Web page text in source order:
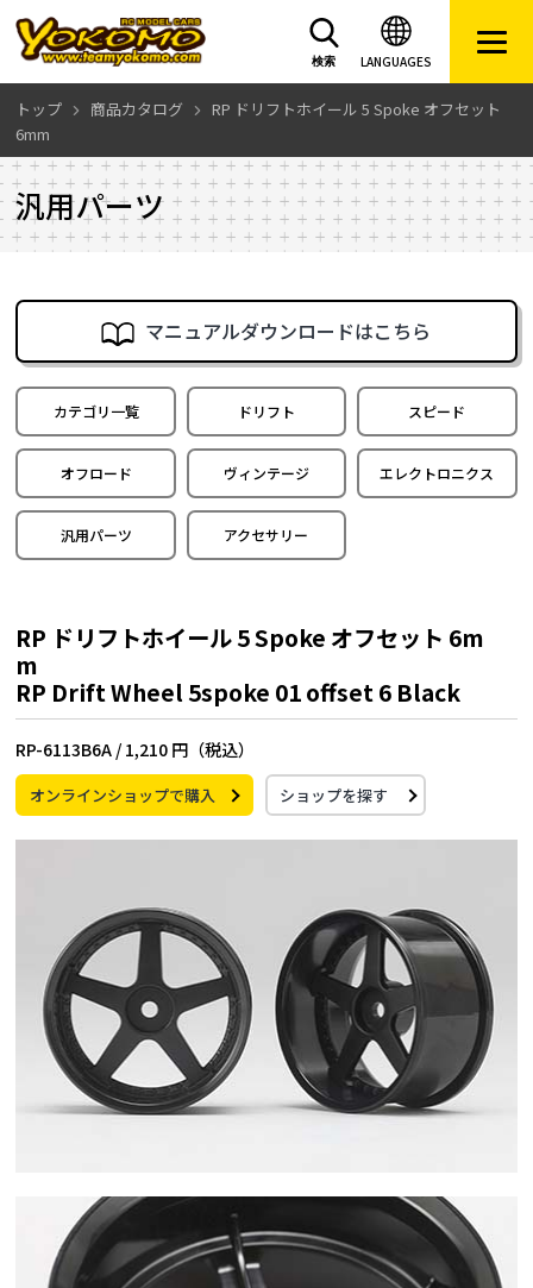
LANGUAGES
検索
トップ 商品カタログ
RP ドリフトホイール 5 Spoke オフセット
6mm
汎用パーツ
マニュアルダウンロードはこちら
カテゴリ一覧 ドリフト スピード
オフロード ヴィンテージ エレクトロニクス
汎用パーツ アクセサリー
RP ドリフトホイール 5 Spoke オフセット 6m
m
RP Drift Wheel 5spoke 01 offset 6 Black
RP-6113B6A / 1,210 円（税込）
オンラインショップで購入 ショップを探す